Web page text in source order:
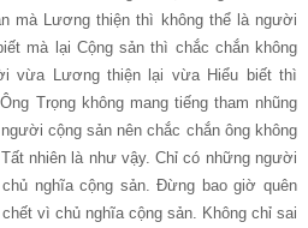
mà Lương thiện thì không thể là người
mà lại Cộng sản thì chắc chắn không
vừa Lương thiện lại vừa Hiểu biết thì
Trọng không mang tiếng tham nhũng
cộng sản nên chắc chắn ông không
nhiên là như vậy. Chỉ có những người
nghĩa cộng sản. Đừng bao giờ quên
vì chủ nghĩa cộng sản. Không chỉ sai